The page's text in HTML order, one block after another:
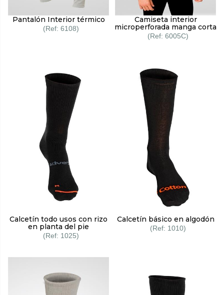
Pantalón Interior térmico
6108
Camiseta interior
microperforada manga corta
6005C
Calcetín todo usos con rizo
en planta del pie
1025
Calcetín básico en algodón
1010